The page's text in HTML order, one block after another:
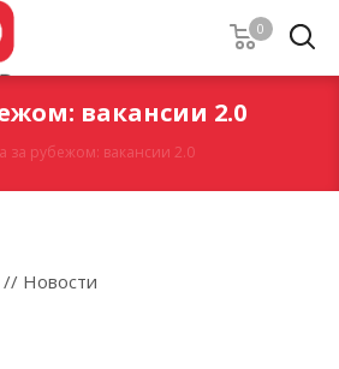
0
вакансии 2.0
за рубежом: вакансии 2.0
// Новости